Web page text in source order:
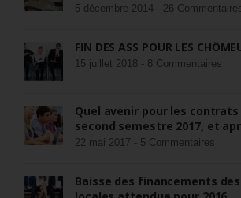
5 décembre 2014 - 26
FIN DES ASS POUR LES
15 juillet 2018 - 8 Commentaires
Quel avenir pour les contrats
second semestre 2017, et
22 mai 2017 - 5 Commentaires
Baisse des financements